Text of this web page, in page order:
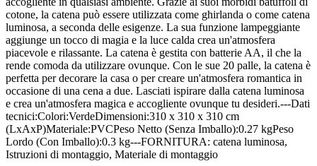
cotone, la catena può essere utilizzata come ghirlanda o come catena
luminosa, a seconda delle esigenze. La sua funzione lampeggiante
aggiunge un tocco di magia e la luce calda crea un'atmosfera
piacevole e rilassante. La catena è gestita con batterie AA, il che la
rende comoda da utilizzare ovunque. Con le sue 20 palle, la catena è
perfetta per decorare la casa o per creare un'atmosfera romantica in
occasione di una cena a due. Lasciati ispirare dalla catena luminosa
e crea un'atmosfera magica e accogliente ovunque tu desideri.---Dati
tecnici:Colori:VerdeDimensioni:310 x 310 x 310 cm
(LxAxP)Materiale:PVCPeso Netto (Senza Imballo):0.27 kgPeso
Lordo (Con Imballo):0.3 kg---FORNITURA: catena luminosa,
Istruzioni di montaggio, Materiale di montaggio